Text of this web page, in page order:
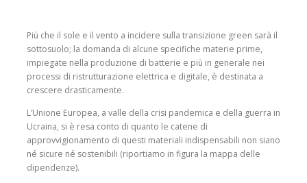
Più che il sole e il vento a incidere sulla transizione green sarà il
sottosuolo; la domanda di alcune specifiche materie prime,
impiegate nella produzione di batterie e più in generale nei
processi di ristrutturazione elettrica e digitale, è destinata a
crescere drasticamente.
L’Unione Europea, a valle della crisi pandemica e della guerra in
Ucraina, si è resa conto di quanto le catene di
approvvigionamento di questi materiali indispensabili non siano
né sicure né sostenibili (riportiamo in figura la mappa delle
dipendenze).